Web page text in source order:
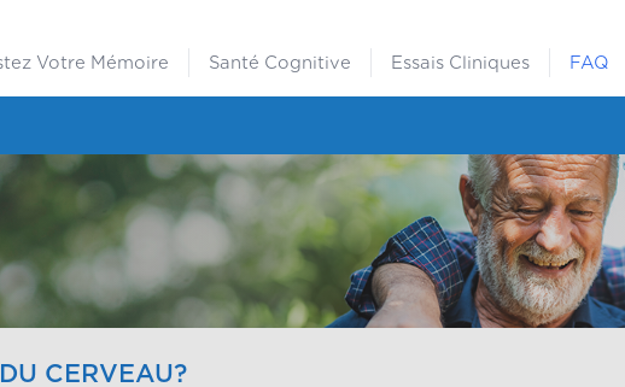
Votre Mémoire
Santé Cognitive Essais Cliniques FAQ
CERVEAU?